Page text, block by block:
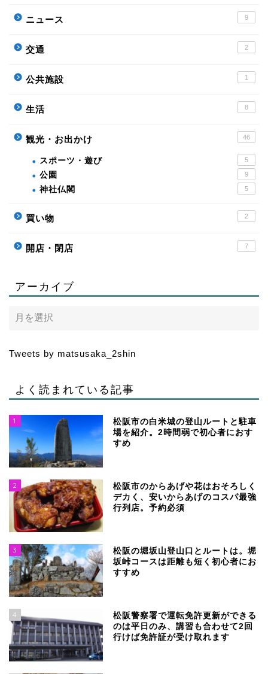
ニュース 9
交通 2
公共施設 1
生活 8
観光・お出かけ 46
スポーツ・遊び 5
公園 9
神社仏閣 5
買い物 2
開店・閉店 7
アーカイブ
Tweets by matsusaka_2shin
よく読まれている記事
1
松阪市の白米城の登山ルートと駐車
場を紹介。2時間弱で初心者におす
すめ
2
松阪市のからあげや花はおそろしく
デカく、安いからあげのコスパ最強
行列店。予約必須
3
松阪の堀坂山登山口とルートは。堀
坂峠コースは距離も短く初心者にお
すすめ
4
松阪警察署で運転免許更新ができる
のは平日のみ、講習も合わせて2回
行けば免許証が受け取れます